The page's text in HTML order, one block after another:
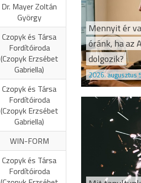
Dr. Mayer Zoltán
György
Czopyk és Társa
Fordítóiroda
(Czopyk Erzsébet
Gabriella)
Czopyk és Társa
Fordítóiroda
(Czopyk Erzsébet
Gabriella)
WIN-FORM
Czopyk és Társa
Fordítóiroda
Mennyit ér
óránk, ha az
dolgozik?
2026. augusztus